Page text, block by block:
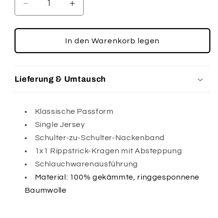
Verringere
die
Menge
Unisex
Erhöhe
die
Menge
für
Unisex
In den Warenkorb legen
Lieferung & Umtausch
Klassische Passform
Single Jersey
Schulter-zu-Schulter-Nackenband
1x1 Rippstrick-Kragen mit Absteppung
Schlauchwarenausführung
Material: 100% gekämmte, ringgesponnene
Baumwolle